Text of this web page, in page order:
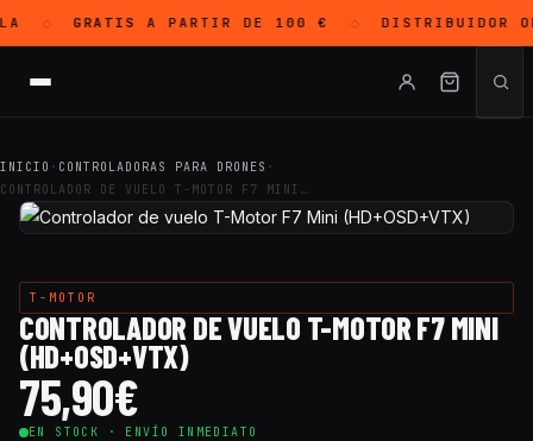
◇ GRATISA PARTIR DE 100 € ◇ DISTRIBUIDOR
INICIO · CONTROLADORAS PARA DRONES ·
CONTROLADOR DE VUELO T-MOTOR F7 MINI…
T-MOTOR
CONTROLADOR DE VUELO T-MOTOR F7 MINI
(HD+OSD+VTX)
75,90€
EN STOCK · ENVÍO INMEDIATO